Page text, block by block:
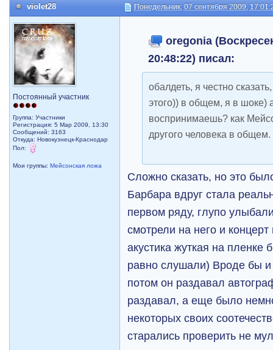
violet28 Понедельник, 07 сентября 2009,
Постоянный участник
Группа: Участники
Регистрация: 5 Мар 2009, 13:30
Сообщений: 3163
Откуда: Новокузнецк-Краснодар
Пол:
Мои группы:Мейсонская ложа
oregonia
20:48:22) писал:
обалдеть, я честно
этого)) в общем, я в шоке)
воспринимаешь? как
другого человека в общем.
Сложно сказать, но это
Барбара вдруг стала
первом ряду, глупо
смотрели на него и
акустика жуткая на
равно слушали) Вроде бы
потом он раздавал
раздавал, а еще было
некоторых своих
старались проверить не